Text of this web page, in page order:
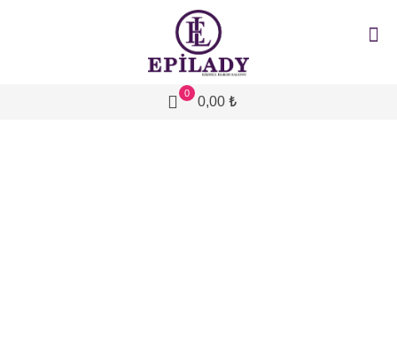
0
0,00 ₺